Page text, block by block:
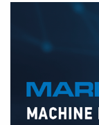
Si aún no está